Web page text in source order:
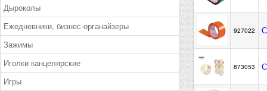
Дыроколы
Ежедневники, бизнес-органайзеры
Зажимы
Иголки канцелярские
Игры
927022
873053